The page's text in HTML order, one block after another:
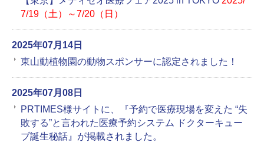
7/19（土）～7/20（日）
2025年07月14日
東山動植物園の動物スポンサーに認定されました！
2025年07月08日
PRTIMES様サイトに、『予約で医療現場を変えた “失
敗する”と言われた医療予約システム ドクターキュー
ブ誕生秘話』が掲載されました。